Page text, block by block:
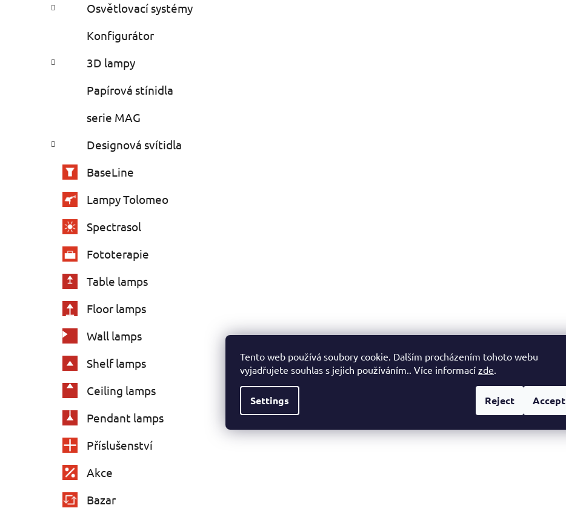
Tento web používá soubory cookie. Dalším procházením tohoto webu
vyjadřujete souhlas s jejich používáním.. Více informací zde.
Settings Reject Accept
Osvětlovací systémy
Konfigurátor
3D lampy
Papírová stínidla
serie MAG
Designová svítidla
BaseLine
Lampy Tolomeo
Spectrasol
Fototerapie
Table lamps
Floor lamps
Wall lamps
Shelf lamps
Ceiling lamps
Pendant lamps
Příslušenství
Akce
Bazar